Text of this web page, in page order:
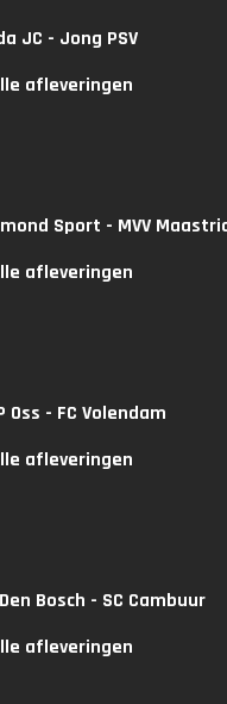
JC - Jong PSV
afleveringen
Sport - MVV
afleveringen
- FC Volendam
afleveringen
Bosch - SC Cambuur
afleveringen